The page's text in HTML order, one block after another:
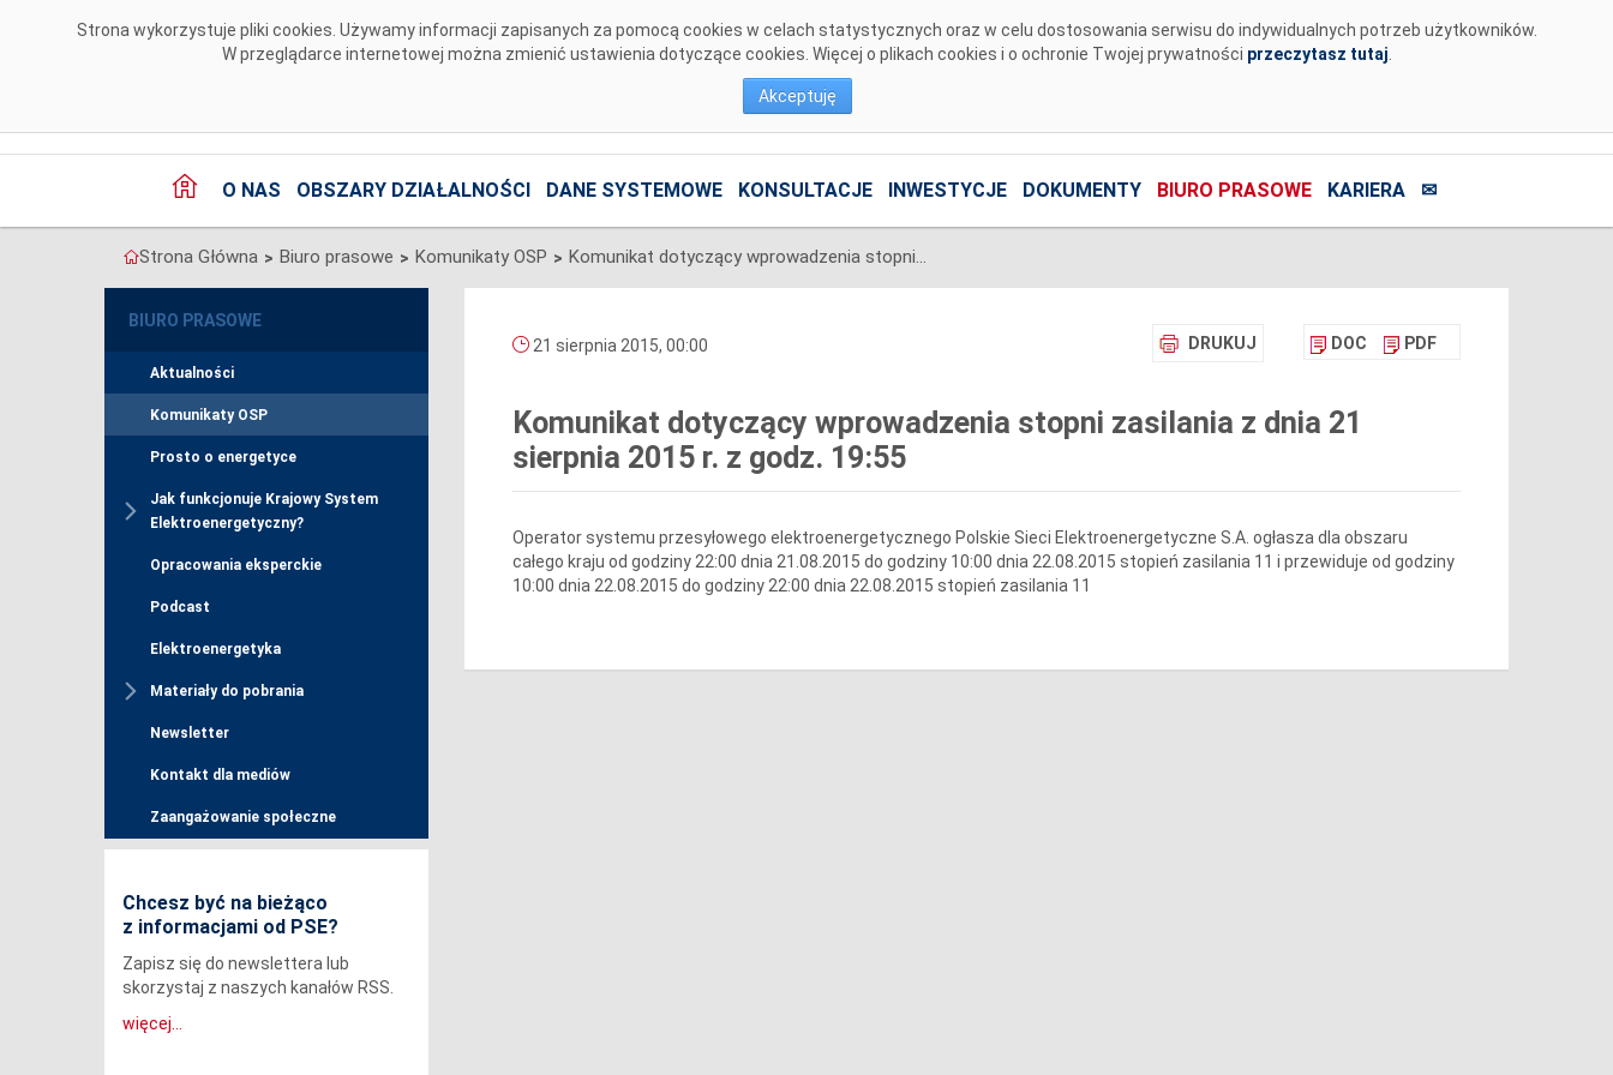
Strona wykorzystuje pliki cookies. Używamy informacji zapisanych za pomocą cookies w celach statystycznych oraz w celu dostosowania serwisu do indywidualnych potrzeb użytkowników.
W przeglądarce internetowej można zmienić ustawienia dotyczące cookies. Więcej o plikach cookies i o ochronie Twojej prywatności przeczytasz tutaj
Akceptuję
O NAS OBSZARY DZIAŁALNOŚCI DANE SYSTEMOWE KONSULTACJE INWESTYCJE DOKUMENTY BIURO PRASOWE KARIERA ✉
Strona Główna > Biuro prasowe > Komunikaty OSP > Komunikat dotyczący wprowadzenia stopni zasilania z dnia 21 sierpnia 2015 r. z godz. 19:55
BIURO PRASOWE
Aktualności
Komunikaty OSP
Prosto o energetyce
Jak funkcjonuje Krajowy System
Elektroenergetyczny?
Opracowania eksperckie
Podcast
Elektroenergetyka
Materiały do pobrania
Newsletter
Kontakt dla mediów
Zaangażowanie społeczne
Chcesz być na bieżąco
z informacjami od PSE?
Zapisz się do newslettera lub
skorzystaj z naszych kanałów RSS.
więcej...
DRUKUJ DOC PDF
21 sierpnia 2015, 00:00
Komunikat dotyczący wprowadzenia stopni zasilania z dnia 21
sierpnia 2015 r. z godz. 19:55
Operator systemu przesyłowego elektroenergetycznego Polskie Sieci Elektroenergetyczne S.A. ogłasza dla obszaru
całego kraju od godziny 22:00 dnia 21.08.2015 do godziny 10:00 dnia 22.08.2015 stopień zasilania 11 i przewiduje od godziny
10:00 dnia 22.08.2015 do godziny 22:00 dnia 22.08.2015 stopień zasilania 11